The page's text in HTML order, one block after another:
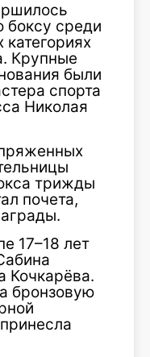
боксу среди
Крупные
были
спорта
Николая
трижды
почета,
17–18 лет
Кочкарёва.
бронзовую